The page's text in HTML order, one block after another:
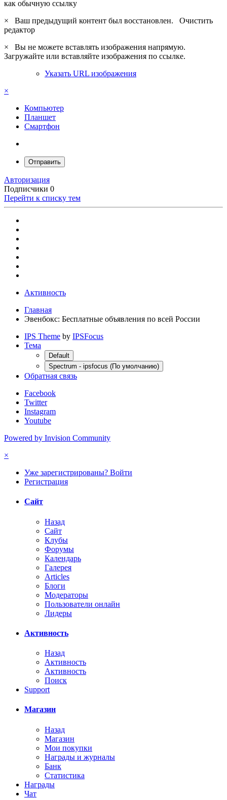
как обычную ссылку
×
Ваш предыдущий контент был восстановлен. Очистить
редактор
×
Вы не можете вставлять изображения напрямую.
Загружайте или вставляйте изображения по ссылке.
Указать URL изображения
×
Компьютер
Планшет
Смартфон
Отправить
Авторизация
Подписчики 0
Перейти к списку тем
Активность
Главная
Эвенбокс: Бесплатные объявления по всей России
IPS Theme by IPSFocus
Тема
Default
Spectrum - ipsfocus (По умолчанию)
Обратная связь
Facebook
Twitter
Instagram
Youtube
Powered by Invision Community
×
Уже зарегистрированы? Войти
Регистрация
Сайт
Назад
Сайт
Клубы
Форумы
Календарь
Галерея
Articles
Блоги
Модераторы
Пользователи онлайн
Лидеры
Активность
Назад
Активность
Активность
Поиск
Support
Магазин
Назад
Магазин
Мои покупки
Награды и журналы
Банк
Статистика
Награды
Чат